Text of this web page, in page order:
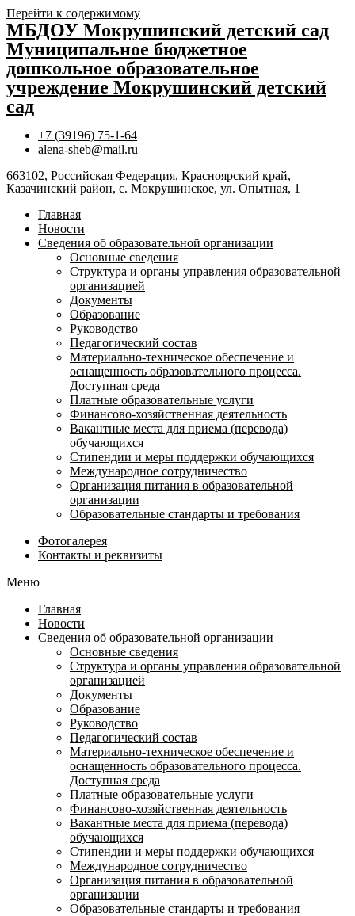
Перейти к содержимому
МБДОУ Мокрушинский детский сад
Муниципальное бюджетное
дошкольное образовательное
учреждение Мокрушинский детский
сад
+7 (39196) 75-1-64
alena-sheb@mail.ru
663102, Российская Федерация, Красноярский край,
Казачинский район, с. Мокрушинское, ул. Опытная, 1
Главная
Новости
Сведения об образовательной организации
Основные сведения
Структура и органы управления образовательной
организацией
Документы
Образование
Руководство
Педагогический состав
Материально-техническое обеспечение и
оснащенность образовательного процесса.
Доступная среда
Платные образовательные услуги
Финансово-хозяйственная деятельность
Вакантные места для приема (перевода)
обучающихся
Стипендии и меры поддержки обучающихся
Международное сотрудничество
Организация питания в образовательной
организации
Образовательные стандарты и требования
Фотогалерея
Контакты и реквизиты
Меню
Главная
Новости
Сведения об образовательной организации
Основные сведения
Структура и органы управления образовательной
организацией
Документы
Образование
Руководство
Педагогический состав
Материально-техническое обеспечение и
оснащенность образовательного процесса.
Доступная среда
Платные образовательные услуги
Финансово-хозяйственная деятельность
Вакантные места для приема (перевода)
обучающихся
Стипендии и меры поддержки обучающихся
Международное сотрудничество
Организация питания в образовательной
организации
Образовательные стандарты и требования